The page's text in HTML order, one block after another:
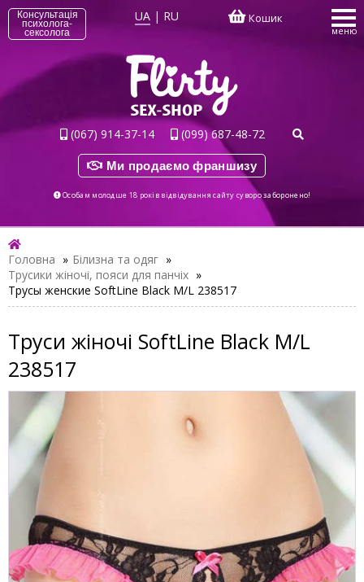
Консультація
психолога-
сексолога
UA | RU Кошик
меню
(067) 914-37-14 (099) 687-48-72
Ми продаємо франшизу
Особам молодше 18 років відвідування сайту суворо заборонено!
Головна » Білизна та одяг »
Трусики жіночі, пояси для панчіх »
Трусы женские SoftLine Black M/L 238517
Труси жіночі SoftLine Black M/L
238517